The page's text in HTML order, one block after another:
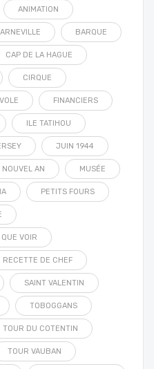
ANIMATION
BARQUE
CAP DE LA HAGUE
CIRQUE
FINANCIERS
ILE TATIHOU
JUIN 1944
NOUVEL AN MUSÉE
PETITS FOURS
QUE VOIR
RECETTE DE CHEF
SAINT VALENTIN
TOBOGGANS
TOUR DU COTENTIN
TOUR VAUBAN